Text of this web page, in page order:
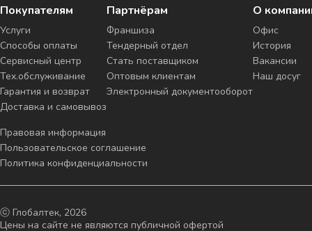
Покупателям
Услуги
Способы оплаты
Сервисный центр
Тех.обслуживание
Гарантия и возврат
Доставка и самовывоз
Партнёрам
Франшиза
Тендерный отдел
Стать поставщиком
Оптовым клиентам
Электронный документооборот
О
Офис
История
Вакансии
Наш досуг
Правовая информация
Пользовательское соглашение
Политика конфиденциальности
ⓒ Глобалтек, 2026
Цены на сайте не являются публичной офертой